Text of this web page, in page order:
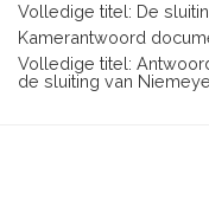
Volledige titel: De
Kamerantwoord
Volledige titel:
de sluiting van